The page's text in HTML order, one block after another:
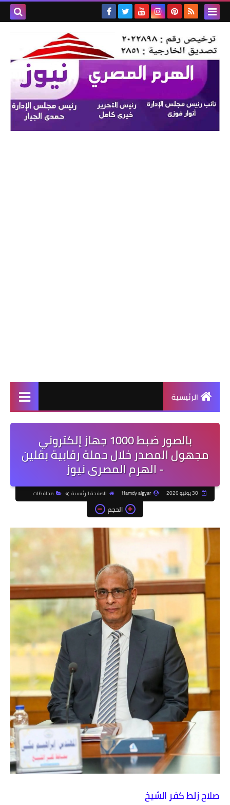
الرئيسية
بالصور ضبط 1000 جهاز إلكتروني
مجهول المصدر خلال حملة رقابية بقلين
- الهرم المصرى نيوز
30 يونيو 2026 Hamdy algyar الصفحة الرئيسية محافظات
الحجم
صلاح زلط كفر الشيخ